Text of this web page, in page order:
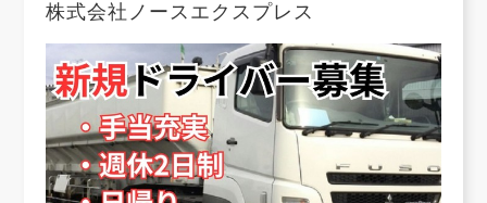
株式会社ノースエクスプレス